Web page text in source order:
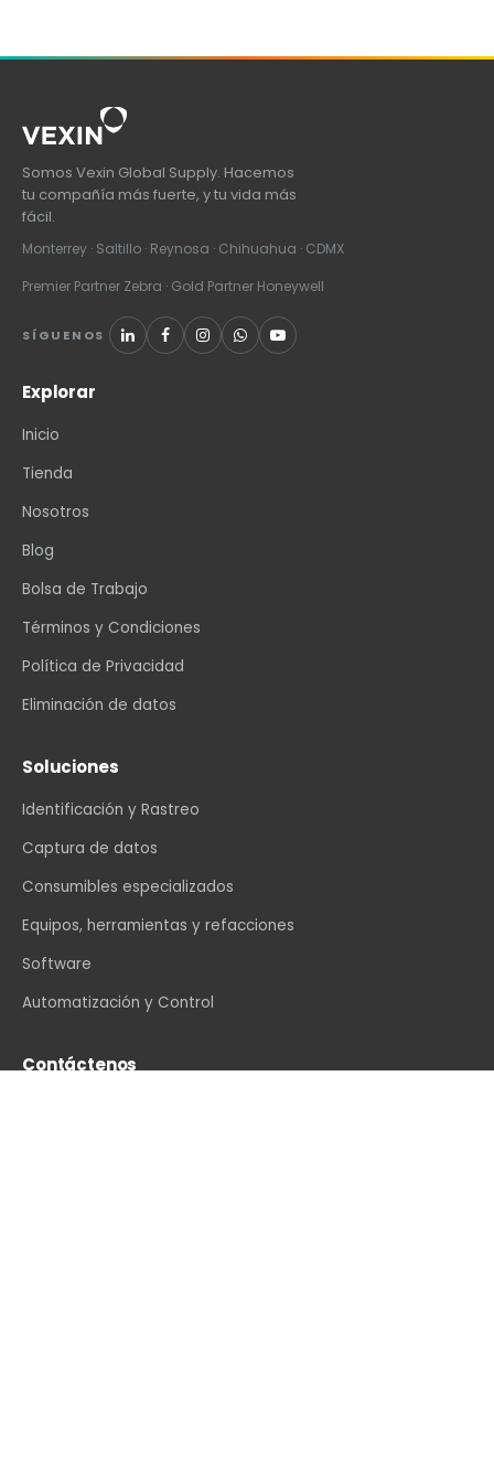
Somos Vexin Global Supply. Hacemos
tu compañía más fuerte, y tu vida más
fácil.
Monterrey · Saltillo · Reynosa · Chihuahua · CDMX
Premier Partner Zebra · Gold Partner Honeywell
SÍGUENOS
Explorar
Inicio
Tienda
Nosotros
Blog
Bolsa de Trabajo
Términos y Condiciones
Política de Privacidad
Eliminación de datos
Soluciones
Identificación y Rastreo
Captura de datos
Consumibles especializados
Equipos, herramientas y refacciones
Software
Automatización y Control
Contáctenos